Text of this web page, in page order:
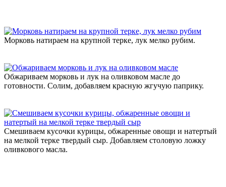
Морковь натираем на крупной терке, лук мелко рубим.
Обжариваем морковь и лук на оливковом масле до
готовности. Солим, добавляем красную жгучую паприку.
Смешиваем кусочки курицы, обжаренные овощи и натертый
на мелкой терке твердый сыр. Добавляем столовую ложку
оливкового масла.